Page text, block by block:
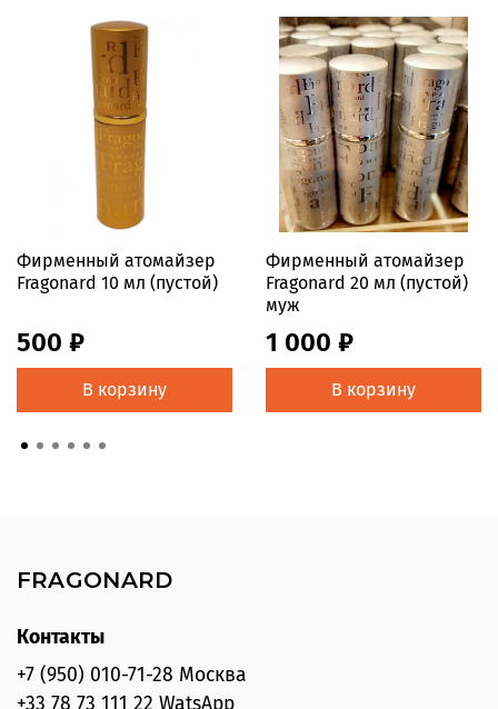
Фирменный атомайзер
Fragonard 10 мл (пустой)
500 ₽
В корзину
Фирменный атомайзер
Fragonard 20 мл (пустой)
муж
1 000 ₽
В корзину
FRAGONARD
Контакты
+7 (950) 010-71-28 Москва
+33 78 73 111 22 WatsApp